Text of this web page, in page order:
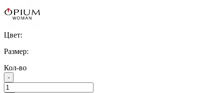
Цвет:
Размер:
Кол-во
-